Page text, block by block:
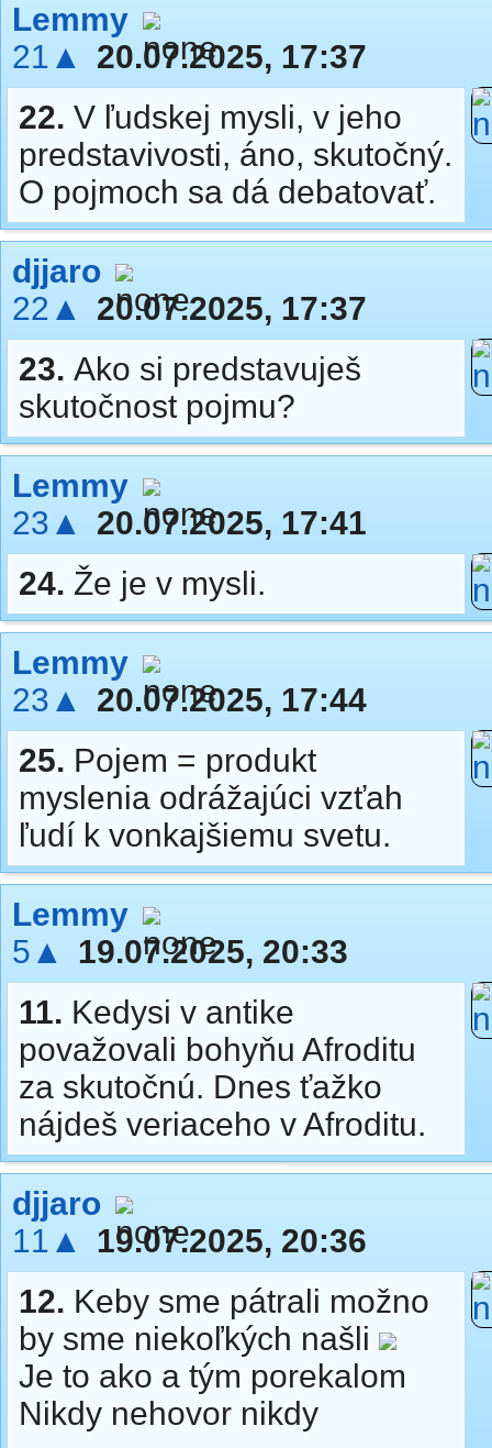
Lemmy
21▲
20.07.2025, 17:37
22. V ľudskej mysli, v jeho
predstavivosti, áno, skutočný.
O pojmoch sa dá debatovať.
djjaro
22▲
20.07.2025, 17:37
23. Ako si predstavuješ
skutočnost pojmu?
Lemmy
23▲
20.07.2025, 17:41
24. Že je v mysli.
Lemmy
23▲
20.07.2025, 17:44
25. Pojem = produkt
myslenia odrážajúci vzťah
ľudí k vonkajšiemu svetu.
Lemmy
5▲
19.07.2025, 20:33
11. Kedysi v antike
považovali bohyňu Afroditu
za skutočnú. Dnes ťažko
nájdeš veriaceho v Afroditu.
djjaro
11▲
19.07.2025, 20:36
12. Keby sme pátrali možno
by sme niekoľkých našli
Je to ako a tým porekalom
Nikdy nehovor nikdy